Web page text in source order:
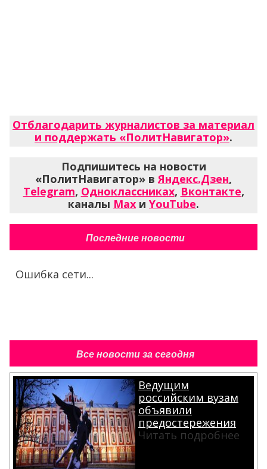
Отблагодарить журналистов за материал
и поддержать «ПолитНавигатор».
Подпишитесь на новости
«ПолитНавигатор» вЯндекс.Дзен,
Telegram, Одноклассниках, Вконтакте,
каналы Max и YouTube.
Последние новости
Ошибка сети...
Все новости за сегодня
Ведущим
российским вузам
объявили
предостережения
Читать подробнее